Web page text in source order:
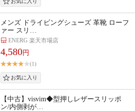
メンズ ドライビングシューズ 革靴 ローフ
ァー スリ…
ENERG 楽天市場店
4,580円
(1)
【中古】visvim◆型押しレザースリッポ
ン/内側剥が…